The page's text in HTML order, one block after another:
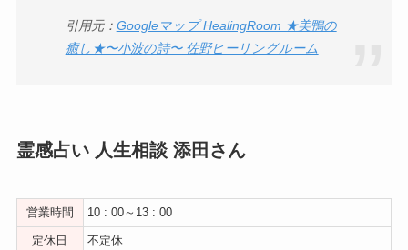
引用元： Googleマップ HealingRoom ★美鴨の
癒し★〜小波の詩〜 佐野ヒーリングルーム
霊感占い 人生相談 添田さん
営業時間 10 : 00～13 : 00
定休日 不定休